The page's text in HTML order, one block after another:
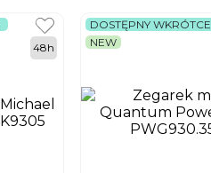
48h
DOSTĘPNY WKRÓTCE
NEW